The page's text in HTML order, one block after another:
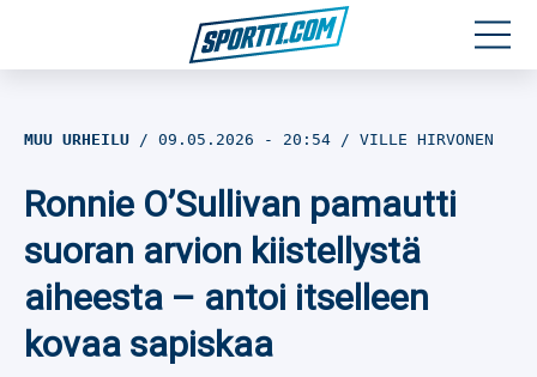
Jalkapallo
Yleisurheilu
Talviurheilu
MUU URHEILU 09.05.2026 - 20:54 VILLE HIRVONEN
Ronnie O’Sullivan pamautti
suoran arvion kiistellystä
aiheesta – antoi itselleen
kovaa sapiskaa